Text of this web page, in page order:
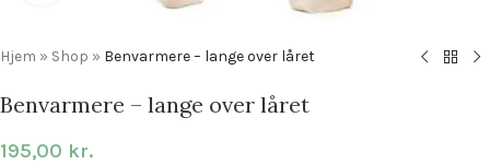
Hjem » Shop » Benvarmere – lange over låret
Benvarmere – lange over låret
195,00 kr.